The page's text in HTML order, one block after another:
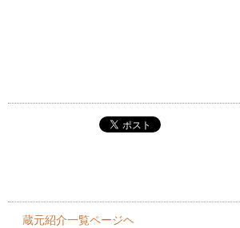
蔵元紹介一覧ページヘ